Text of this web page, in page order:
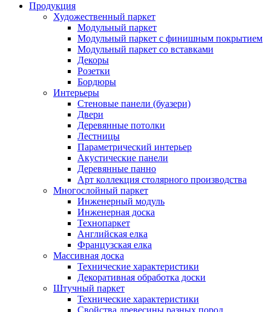
Продукция
Художественный паркет
Модульный паркет
Модульный паркет с финишным покрытием
Модульный паркет со вставками
Декоры
Розетки
Бордюры
Интерьеры
Стеновые панели (буазери)
Двери
Деревянные потолки
Лестницы
Параметрический интерьер
Акустические панели
Деревянные панно
Арт коллекция столярного производства
Многослойный паркет
Инженерный модуль
Инженерная доска
Технопаркет
Английская елка
Французская елка
Массивная доска
Технические характеристики
Декоративная обработка доски
Штучный паркет
Технические характеристики
Свойства древесины разных пород